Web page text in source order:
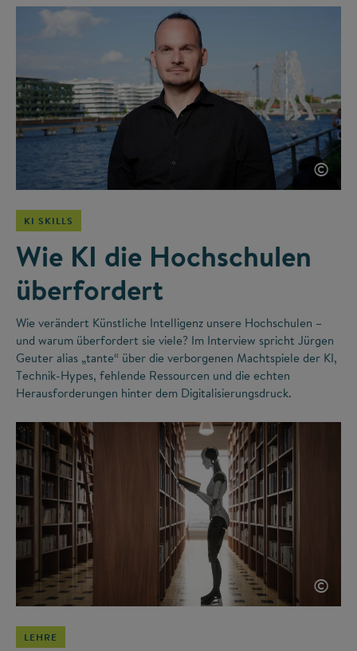
©
KI SKILLS
Wie KI die Hochschulen
überfordert
Wie verändert Künstliche Intelligenz unsere Hochschulen –
und warum überfordert sie viele? Im Interview spricht Jürgen
Geuter alias „tante“ über die verborgenen Machtspiele der KI,
Technik-Hypes, fehlende Ressourcen und die echten
Herausforderungen hinter dem Digitalisierungsdruck.
©
LEHRE